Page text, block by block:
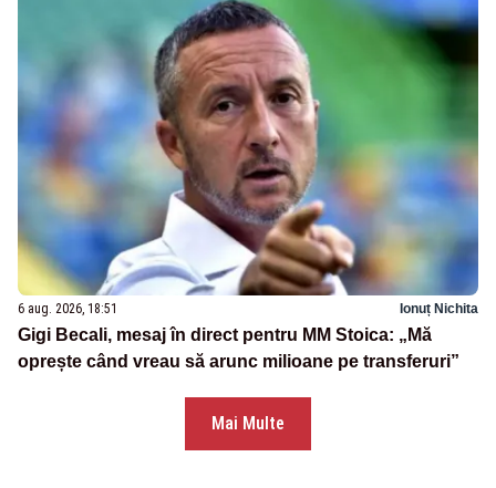
6 aug. 2026, 18:51 Ionuț Nichita
Gigi Becali, mesaj în direct pentru MM Stoica: „Mă
oprește când vreau să arunc milioane pe transferuri”
Mai Multe